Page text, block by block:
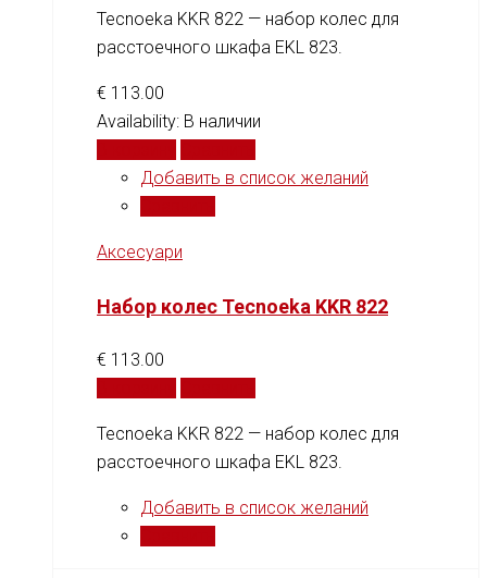
Tecnoeka KKR 822 — набор колес для
расстоечного шкафа EKL 823.
€ 113.00
Availability: В наличии
Добавить в список желаний
Аксесуари
Набор колес Tecnoeka KKR 822
€ 113.00
Tecnoeka KKR 822 — набор колес для
расстоечного шкафа EKL 823.
Добавить в список желаний